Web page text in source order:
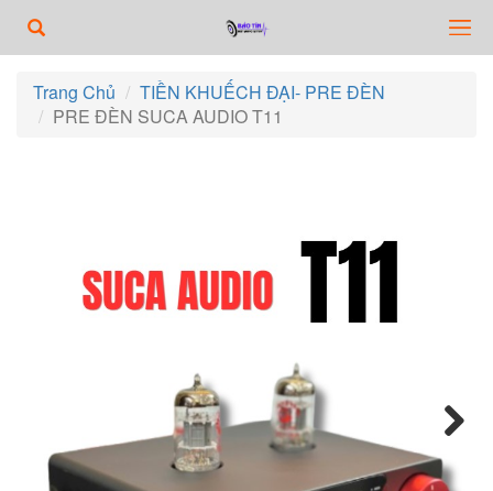
Trang Chủ
TIỀN KHUẾCH ĐẠI- PRE ĐÈN
PRE ĐÈN SUCA AUDIO T11
Next